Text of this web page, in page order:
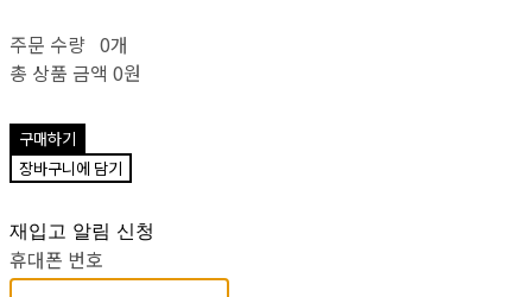
주문 수량 0개
총 상품 금액 0원
구매하기
장바구니에 담기
재입고 알림 신청
휴대폰 번호